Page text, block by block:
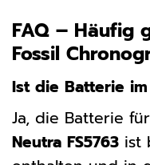
FAQ – Häufig
Fossil
Ist die Batterie
Ja, die Batterie
Neutra FS5763 ist